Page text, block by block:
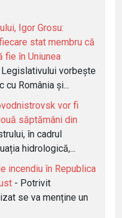
Igor Grosu:
stat membru că
fie în Uniunea
vorbește
România și...
vor fi
săptămâni din
în cadrul
hidrologică,...
incendiu în Republica
- Potrivit
se va menține un